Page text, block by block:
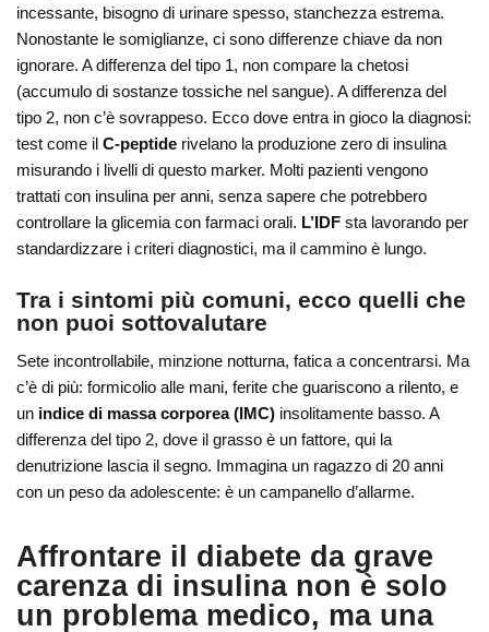
incessante, bisogno di urinare spesso, stanchezza estrema.
Nonostante le somiglianze, ci sono differenze chiave da non
ignorare. A differenza del tipo 1, non compare la chetosi
(accumulo di sostanze tossiche nel sangue). A differenza del
tipo 2, non c’è sovrappeso. Ecco dove entra in gioco la diagnosi:
test come ilC-peptide rivelano la produzione zero di insulina
misurando i livelli di questo marker. Molti pazienti vengono
trattati con insulina per anni, senza sapere che potrebbero
controllare la glicemia con farmaci orali. L’IDFsta lavorando per
standardizzare i criteri diagnostici, ma il cammino è lungo.
Tra i sintomi più comuni, ecco quelli che
non puoi sottovalutare
Sete incontrollabile, minzione notturna, fatica a concentrarsi. Ma
c’è di più: formicolio alle mani, ferite che guariscono a rilento, e
un indice di massa corporea (IMC) insolitamente basso. A
differenza del tipo 2, dove il grasso è un fattore, qui la
denutrizione lascia il segno. Immagina un ragazzo di 20 anni
con un peso da adolescente: è un campanello d’allarme.
Affrontare il diabete da grave
carenza di insulina non è solo
un problema medico, ma una